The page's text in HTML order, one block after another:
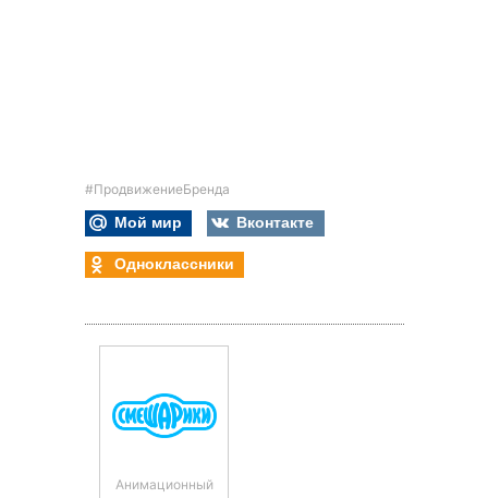
#ПродвижениеБренда
Мой мир
Вконтакте
Одноклассники
Анимационный